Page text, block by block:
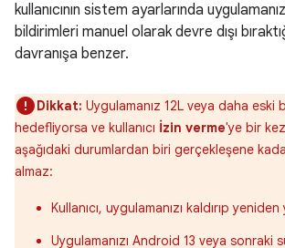
kullanıcının sistem ayarlarında
bildirimleri manuel olarak devre dışı
davranışa benzer.
Dikkat: Uygulamanız 12L veya daha eski
hedefliyorsa ve kullanıcı İzin verme'ye bir
aşağıdaki durumlardan biri gerçekleşene
almaz:
Kullanıcı, uygulamanızı kaldırıp
Uygulamanızı Android 13 veya sonraki